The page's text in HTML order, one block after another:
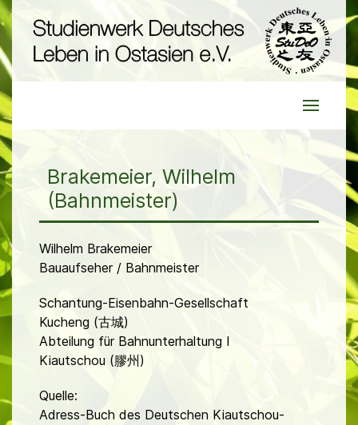
Brakemeier, Wilhelm
(Bahnmeister)
Wilhelm Brakemeier
Bauaufseher / Bahnmeister
Schantung-Eisenbahn-Gesellschaft
Kucheng (古城)
Abteilung für Bahnunterhaltung I
Kiautschou (膠州)
Quelle:
Adress-Buch des Deutschen Kiautschou-